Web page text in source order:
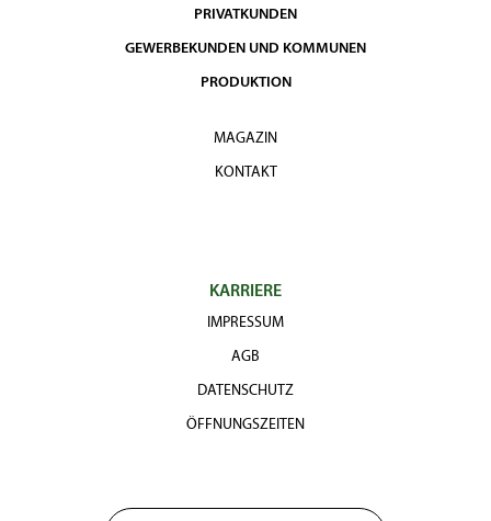
PRIVATKUNDEN
GEWERBEKUNDEN UND KOMMUNEN
PRODUKTION
MAGAZIN
KONTAKT
KARRIERE
IMPRESSUM
AGB
DATENSCHUTZ
ÖFFNUNGSZEITEN